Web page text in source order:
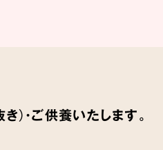
）・ご供養いたします。